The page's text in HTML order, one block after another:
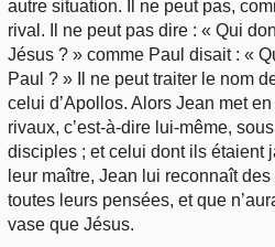
autre situation. Il ne peut pas,
rival. Il ne peut pas dire : « Qui
Jésus ? » comme Paul disait : «
Paul ? » Il ne peut traiter le nom
celui d’Apollos. Alors Jean met
rivaux, c’est-à-dire lui-même,
disciples ; et celui dont ils étaient
leur maître, Jean lui reconnaît
toutes leurs pensées, et que
vase que Jésus.